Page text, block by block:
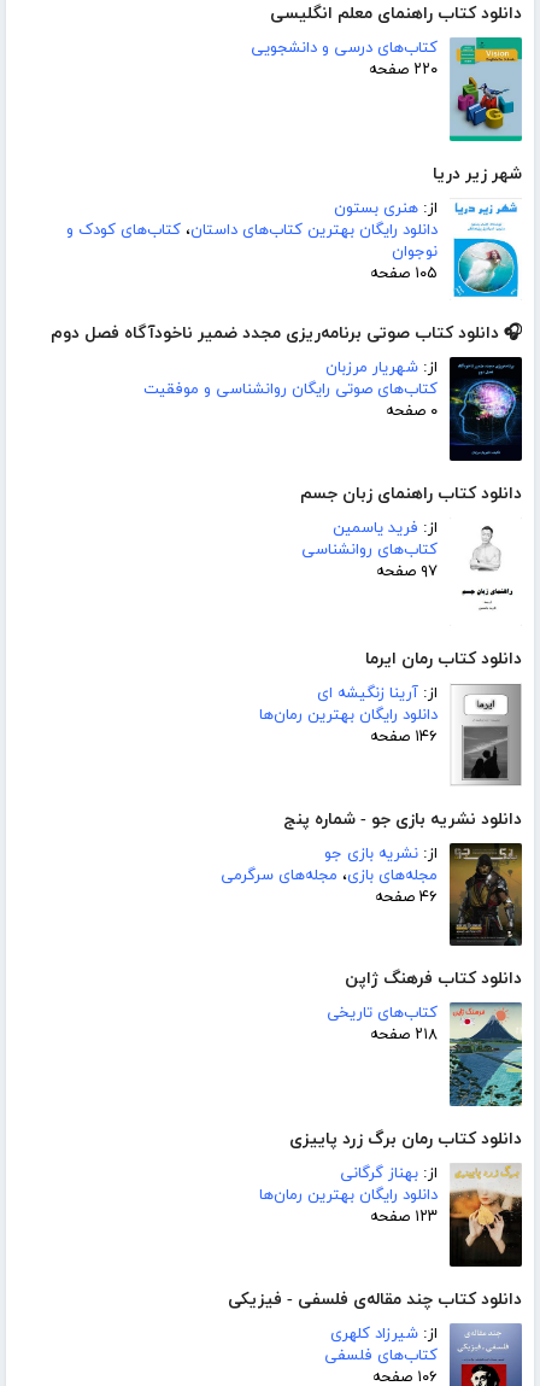
دانلود کتاب راهنمای معلم انگلیسی
کتاب‌های درسی و دانشجویی
۲۲۰ صفحه
شهر زیر دریا
از: هنری بستون
دانلود رایگان بهترین کتاب‌های داستان، کتاب‌های کودک و
نوجوان
۱۰۵ صفحه
🎧 دانلود کتاب صوتی برنامه‌ریزی مجدد ضمیر ناخودآگاه فصل دوم
از: شهریار مرزبان
کتاب‌های صوتی رایگان روانشناسی و موفقیت
۰ صفحه
دانلود کتاب راهنمای زبان جسم
از: فرید یاسمین
کتاب‌های روانشناسی
۹۷ صفحه
دانلود کتاب رمان ایرما
از: آرینا زنگیشه ای
دانلود رایگان بهترین رمان‌ها
۱۴۶ صفحه
دانلود نشریه بازی جو - شماره پنج
از: نشریه بازی جو
مجله‌های بازی، مجله‌های سرگرمی
۴۶ صفحه
دانلود کتاب فرهنگ ژاپن
کتاب‌های تاریخی
۲۱۸ صفحه
دانلود کتاب رمان برگ زرد پاییزی
از: بهناز گرگانی
دانلود رایگان بهترین رمان‌ها
۱۲۳ صفحه
دانلود کتاب چند مقاله‌ی فلسفی - فیزیکی
از: شیرزاد کلهری
کتاب‌های فلسفی
۱۰۶ صفحه